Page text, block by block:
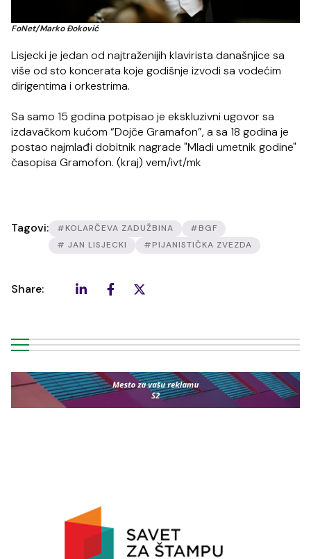
FoNet/Marko Đoković
Lisjecki je jedan od najtraženijih klavirista današnjice sa
više od sto koncerata koje godišnje izvodi sa vodećim
dirigentima i orkestrima.
Sa samo 15 godina potpisao je ekskluzivni ugovor sa
izdavačkom kućom “Dojče Gramafon”, a sa 18 godina je
postao najmlađi dobitnik nagrade "Mladi umetnik godine"
časopisa Gramofon. (kraj) vem/ivt/mk
Tagovi: #KOLARČEVA ZADUŽBINA
#BGF
# JAN LISJECKI
#PIJANISTIČKA ZVEZDA
Share: